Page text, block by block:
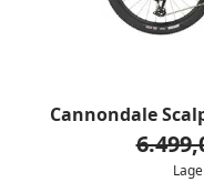
Cannondale